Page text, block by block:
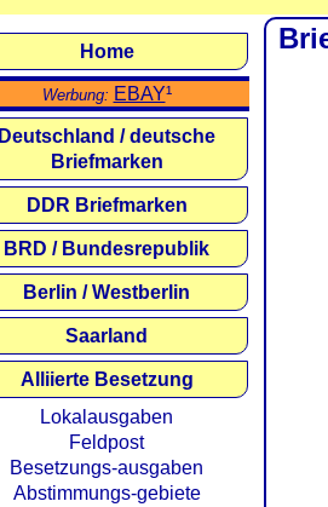
Home
Werbung: EBAY¹
Deutschland / deutsche
Briefmarken
DDR Briefmarken
BRD / Bundesrepublik
Berlin / Westberlin
Saarland
Alliierte Besetzung
Lokalausgaben
Feldpost
Besetzungs-ausgaben
Abstimmungs-gebiete